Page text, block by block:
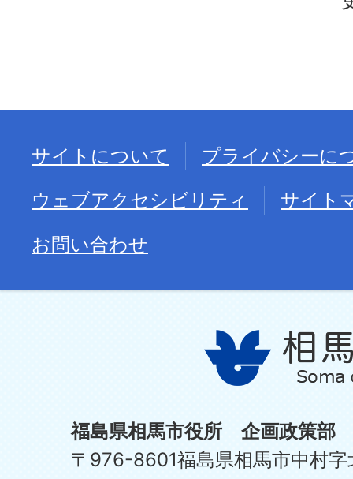
サイトについて
プライバシーに
ウェブアクセシビリティ
サイト
お問い合わせ
福島県相馬市役所 企画政策部
〒976-8601福島県相馬市中村